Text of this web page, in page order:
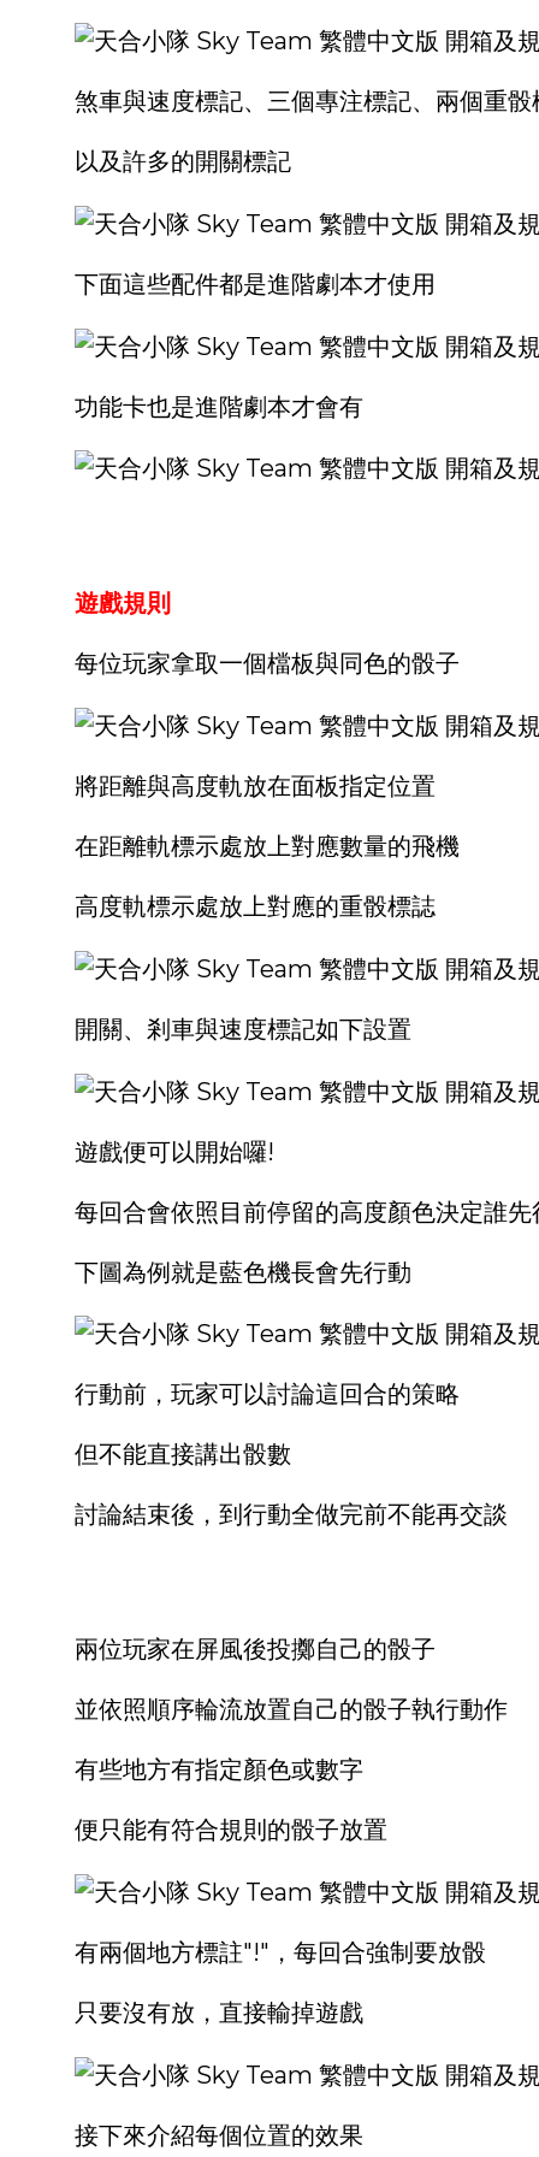
煞車與速度標記、三個專注標記、兩個重骰
以及許多的開關標記
下面這些配件都是進階劇本才使用
功能卡也是進階劇本才會有
遊戲規則
每位玩家拿取一個檔板與同色的骰子
將距離與高度軌放在面板指定位置
在距離軌標示處放上對應數量的飛機
高度軌標示處放上對應的重骰標誌
開關、剎車與速度標記如下設置
遊戲便可以開始囉!
每回合會依照目前停留的高度顏色決定誰先
下圖為例就是藍色機長會先行動
行動前，玩家可以討論這回合的策略
但不能直接講出骰數
討論結束後，到行動全做完前不能再交談
兩位玩家在屏風後投擲自己的骰子
並依照順序輪流放置自己的骰子執行動作
有些地方有指定顏色或數字
便只能有符合規則的骰子放置
有兩個地方標註"!"，每回合強制要放骰
只要沒有放，直接輸掉遊戲
接下來介紹每個位置的效果